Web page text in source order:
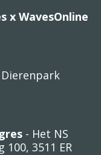
x WavesOnline
- Het NS
3511 ER